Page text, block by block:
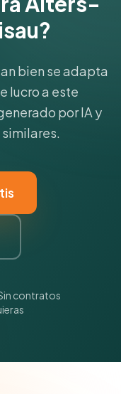
bien se adapta
lucro a este
por IA y
contratos